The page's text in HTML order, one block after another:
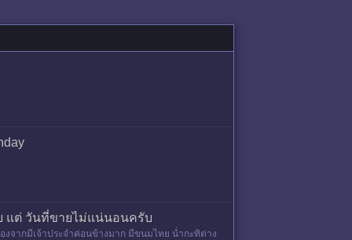
แต่ วันที่ขายไม่แน่นอนครับ
ากมีเจ้าประจำค่อนข้างมาก มีขนมไทย น่ำกะทิต่าง